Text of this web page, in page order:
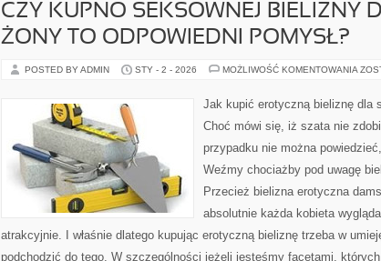
CZY KUPNO SEKSOWNEJ BIELIZNY
ŻONY TO ODPOWIEDNI POMYSŁ?
POSTED BY ADMIN STY - 2 - 2026 MOŻLIWOŚĆ KOMENTOWANIA CZY
DLA
ŻONY
Jak kupić erotyczną bieliznę dla
Choć mówi się, iż szata nie
przypadku nie można
Weźmy chociażby pod uwagę
Przecież bielizna erotyczna
absolutnie każda kobieta
atrakcyjnie. I właśnie dlatego kupując erotyczną bieliznę trzeba w
podchodzić do tego. W szczególności jeżeli jesteśmy facetami,